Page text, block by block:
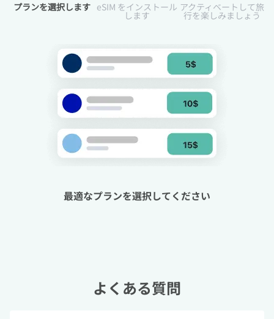
プランを選択します eSIM をインストール
します
アクティベートして旅
行を楽しみましょう
最適なプランを選択してください
よくある質問